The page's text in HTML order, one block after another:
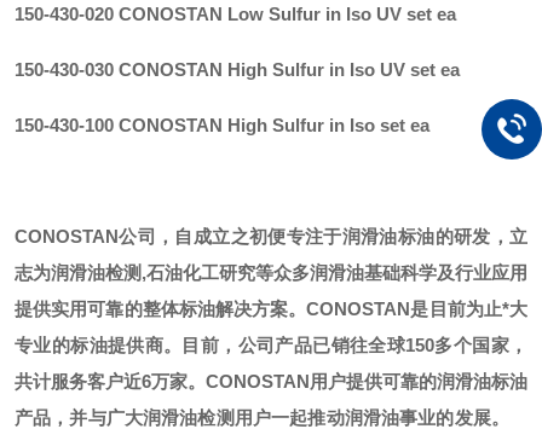
150-430-020 CONOSTAN Low Sulfur in Iso UV set ea
150-430-030 CONOSTAN High Sulfur in Iso UV set ea
150-430-100 CONOSTAN High Sulfur in Iso set ea
CONOSTAN公司，自成立之初便专注于润滑油标油的研发，立
志为润滑油检测,石油化工研究等众多润滑油基础科学及行业应用
提供实用可靠的整体标油解决方案。CONOSTAN是目前为止*大
专业的标油提供商。
目前，公司产品已销往全球150多个国家，
共计服务客户近6万家。CONOSTAN用户提供可靠的润滑油标油
产品，并与广大润滑油检测用户一起推动润滑油事业的发展。